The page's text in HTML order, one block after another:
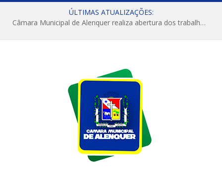
ÚLTIMAS ATUALIZAÇÕES:
Câmara Municipal de Alenquer realiza abertura dos trabalhos do 4º Período Legislativo